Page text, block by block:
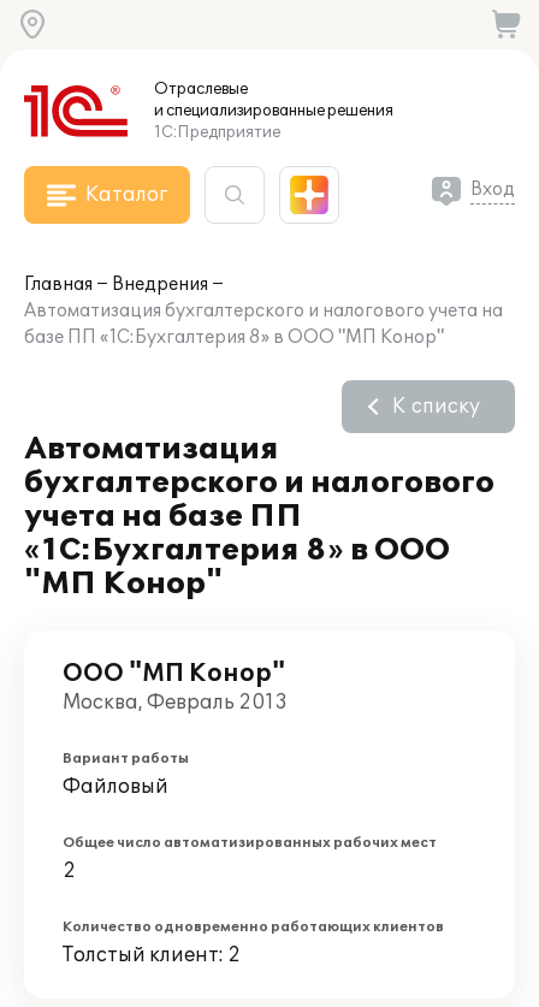
Отраслевые
и специализированныерешения
1С:Предприятие
Каталог Вход
Главная
Внедрения
Автоматизация бухгалтерского и налогового учета на
базе ПП «1С:Бухгалтерия 8» в ООО "МП Конор"
Автоматизация
бухгалтерского и налогового
учета на базе ПП
«1С:Бухгалтерия 8» в ООО
"МП Конор"
К списку
ООО "МП Конор"
Москва, Февраль 2013
Вариант работы
Файловый
Общее число автоматизированных рабочих мест
2
Количество одновременно работающих клиентов
Толстый клиент: 2